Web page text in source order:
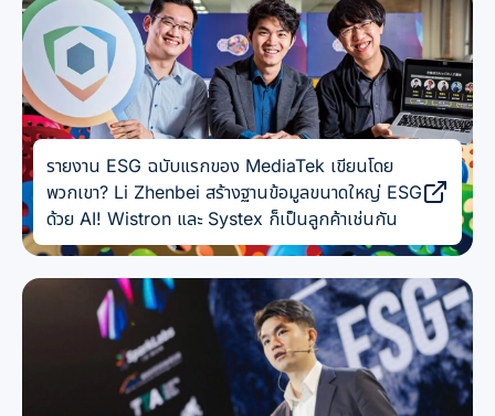
รายงาน ESG ฉบับแรกของ MediaTek เขียนโดย
พวกเขา? Li Zhenbei สร้างฐานข้อมูลขนาดใหญ่ ESG
ด้วย AI! Wistron และ Systex ก็เป็นลูกค้าเช่นกัน